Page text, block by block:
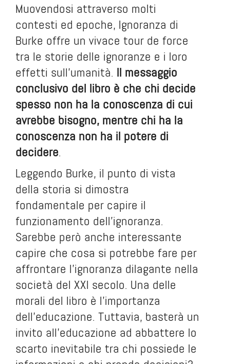
Muovendosi attraverso molti
contesti ed epoche, Ignoranza di
Burke offre un vivace tour de force
tra le storie delle ignoranze e i loro
effetti sull’umanità. Il messaggio
conclusivo del libro è che chi decide
spesso non ha la conoscenza di cui
avrebbe bisogno, mentre chi ha la
conoscenza non ha il potere di
decidere.
Leggendo Burke, il punto di vista
della storia si dimostra
fondamentale per capire il
funzionamento dell’ignoranza.
Sarebbe però anche interessante
capire che cosa si potrebbe fare per
affrontare l’ignoranza dilagante nella
società del XXI secolo. Una delle
morali del libro è l’importanza
dell’educazione. Tuttavia, basterà un
invito all’educazione ad abbattere lo
scarto inevitabile tra chi possiede le